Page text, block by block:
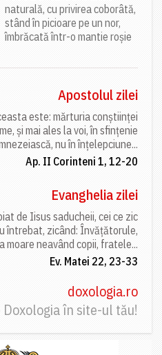
naturală, cu privirea coborâtă,
stând în picioare pe un nor,
îmbrăcată într-o mantie roșie
Apostolul zilei
este: mărturia conștiinței
și mai ales la voi, în sfințenie
nu în înțelepciune...
Ap. II Corinteni 1, 12-20
Evanghelia zilei
de Iisus saducheii, cei ce zic
întrebat, zicând: Învățătorule,
moare neavând copii, fratele...
Ev. Matei 22, 23-33
doxologia.ro
în site-ul tău!